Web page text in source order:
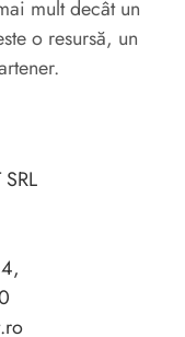
mult decât un
o resursă, un